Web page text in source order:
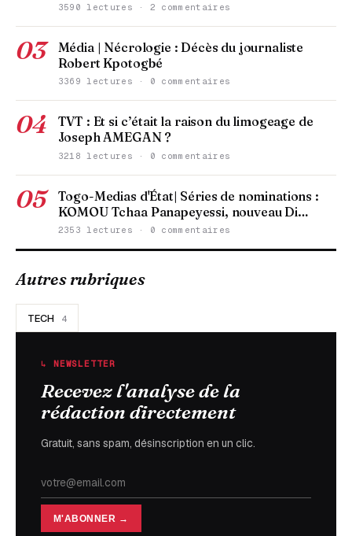
3590 lectures · 2 commentaires
03
Média | Nécrologie : Décès du journaliste
Robert Kpotogbé
3369 lectures · 0 commentaires
04
TVT : Et si c’était la raison du limogeage de
Joseph AMEGAN ?
3218 lectures · 0 commentaires
05
Togo-Medias d'État| Séries de nominations :
KOMOU Tchaa Panapeyessi, nouveau Di…
2353 lectures · 0 commentaires
Autres rubriques
TECH 4
↳ NEWSLETTER
Recevez l'analyse de la
rédaction directement
Gratuit, sans spam, désinscription en un clic.
M'ABONNER →